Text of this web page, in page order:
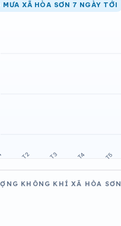
MƯA XÃ HÒA SƠN 7 NGÀY TỚI
KHÔNG KHÍ XÃ HÒA SƠN